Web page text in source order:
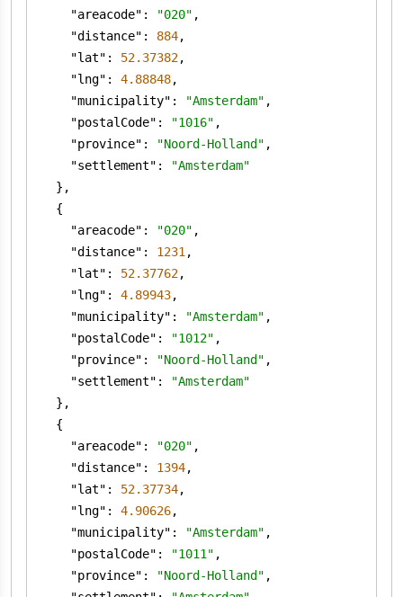
"areacode" : "020"
"distance" : 884
"lat" : 52.37382
"lng" : 4.88848
"municipality" : "Amsterdam"
"postalCode" : "1016"
"province" : "Noord-Holland"
"settlement" :
"Amsterdam"
"areacode" : "020"
"distance" : 1231
"lat" : 52.37762
"lng" : 4.89943
"municipality" : "Amsterdam"
"postalCode" : "1012"
"province" : "Noord-Holland"
"settlement" :
"Amsterdam"
"areacode" : "020"
"distance" : 1394
"lat" : 52.37734
"lng" : 4.90626
"municipality" : "Amsterdam"
"postalCode" : "1011"
"province" : "Noord-Holland"